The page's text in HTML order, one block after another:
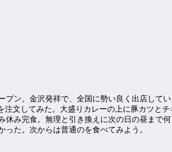
ン。金沢発祥で、全国に勢い良く出店してい
注文してみた。大盛りカレーの上に豚カツと
み完食。無理と引き換えに次の日の昼まで
た。次からは普通のを食べてみよう。